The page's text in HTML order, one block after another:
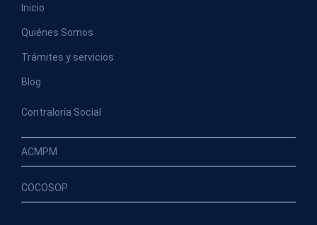
Inicio
Quiénes Somos
Trámites y servicios
Blog
Contraloría Social
ACMPM
COCOSOP